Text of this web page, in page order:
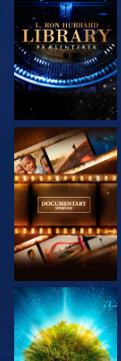
UDFORSK SERIEN
UDFORSK SERIEN
UDFORSK SERIEN